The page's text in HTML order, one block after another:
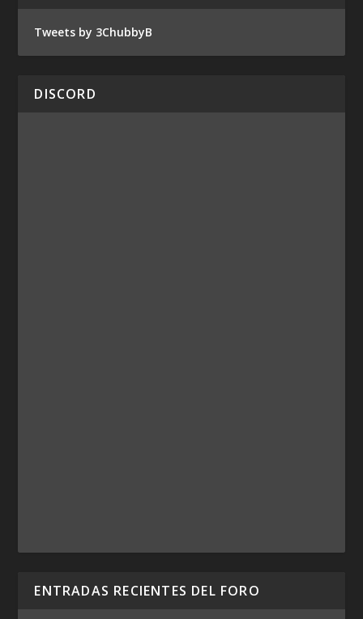
Tweets by 3ChubbyB
DISCORD
ENTRADAS RECIENTES DEL FORO